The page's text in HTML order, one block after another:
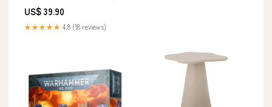
US$ 39.90
★★★★★ 4.8 (18 reviews)